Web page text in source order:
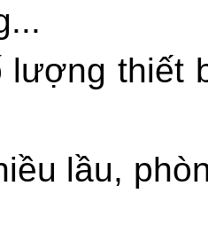
lượng thiết
lầu,